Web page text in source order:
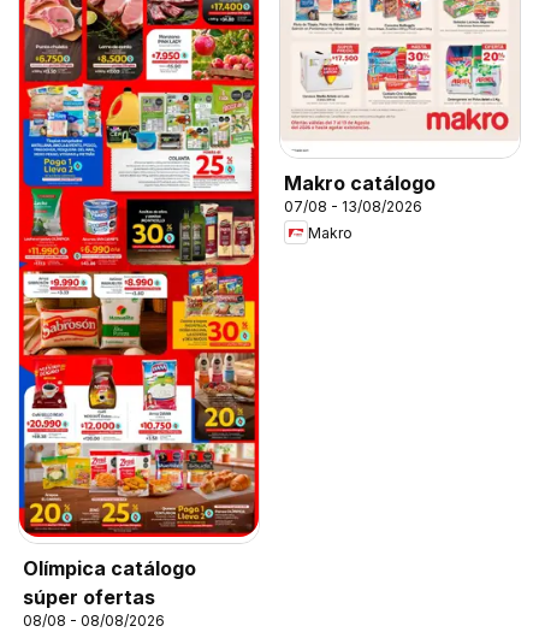
Olímpica catálogo
súper ofertas
08/08 - 08/08/2026
Makro catálogo
07/08 - 13/08/2026
Makro